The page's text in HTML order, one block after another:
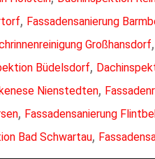
, Fassadensanierung
Großhansdorf,
Büdelsdorf,
Nienstedten,
, Fassadensanierung
Bad Schwartau,